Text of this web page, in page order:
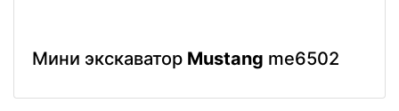
Мини экскаватор Mustang me6502